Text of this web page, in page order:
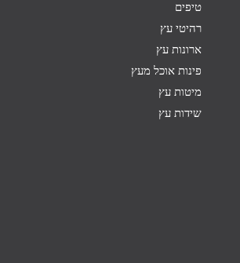
טיפים
רהיטי עץ
ארונות עץ
פינות אוכל מעץ
מיטות עץ
שידות עץ